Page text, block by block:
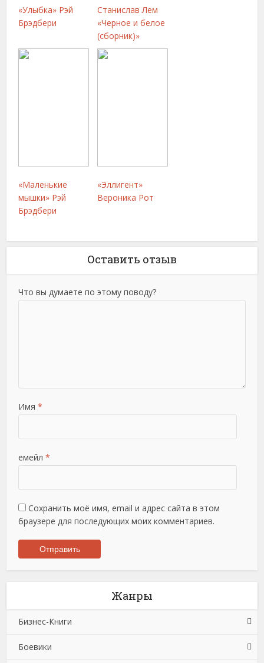
«Улыбка» Рэй
Брэдбери
Станислав Лем
«Черное и белое
(сборник)»
«Маленькие
мышки» Рэй
Брэдбери
«Эллигент»
Вероника Рот
Оставить отзыв
Что вы думаете по этому поводу?
Имя *
емейл *
Сохранить моё имя, email и адрес сайта в этом
браузере для последующих моих комментариев.
Жанры
Бизнес-Книги
Банковское дело
Боевики